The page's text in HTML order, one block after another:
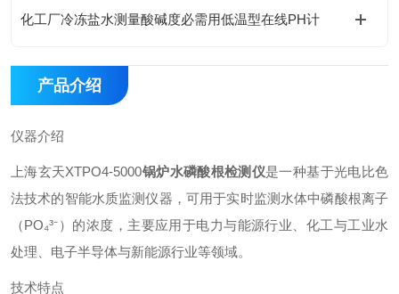
化工厂冷冻盐水测量酸碱度必需用低温型在线PH计
产品介绍
仪器介绍
上海玄天XTPO4-5000锅炉水磷酸根检测仪是一种基于光电比色
法技术的智能水质监测仪器，可用于实时监测水体中磷酸根离子
（PO₄³⁻）的浓度，主要应用于电力与能源行业、化工与工业水
处理、电子半导体与新能源行业等领域。
技术特点